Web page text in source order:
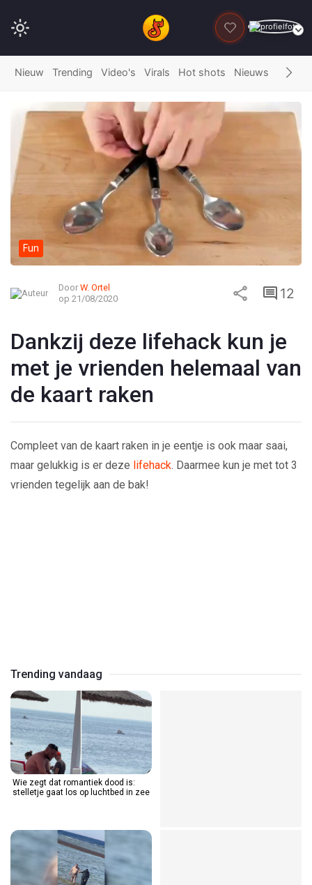
DONEER
Nieuw Trending Video's Virals Hot shots Nieuws Fails
Fun
Door W. Ortel
op 21/08/2020
12
Dankzij deze lifehack kun je
met je vrienden helemaal van
de kaart raken
Compleet van de kaart raken in je eentje is ook maar saai,
maar gelukkig is er deze lifehack. Daarmee kun je met tot 3
vrienden tegelijk aan de bak!
Trending vandaag
Wie zegt dat romantiek dood is:
stelletje gaat los op luchtbed in zee